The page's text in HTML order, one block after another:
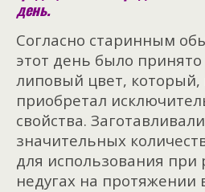
день.
Согласно старинным
этот день было принято
липовый цвет,
приобретал
свойства.
значительных
для использования при
недугах на протяжении